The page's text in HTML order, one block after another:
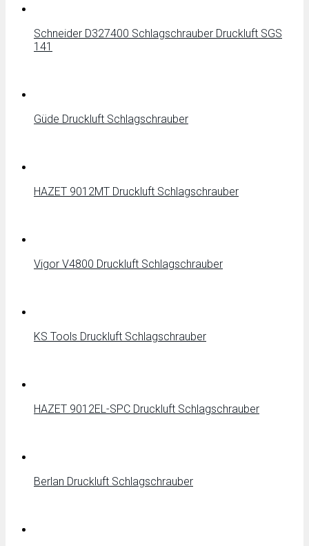
Schneider D327400 Schlagschrauber Druckluft SGS
141
Güde Druckluft Schlagschrauber
HAZET 9012MT Druckluft Schlagschrauber
Vigor V4800 Druckluft Schlagschrauber
KS Tools Druckluft Schlagschrauber
HAZET 9012EL-SPC Druckluft Schlagschrauber
Berlan Druckluft Schlagschrauber